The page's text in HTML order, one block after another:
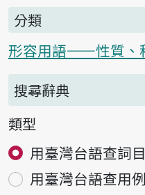
分類
形容用語——性質、
搜尋辭典
類型
用臺灣台語查詞目
用臺灣台語查用例